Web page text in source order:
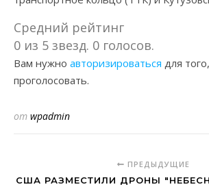
Средний рейтинг
0 из 5 звезд. 0 голосов.
Вам нужно авторизироваться для
проголосовать.
от wpadmin
ПРЕДЫДУЩИЕ
США РАЗМЕСТИЛИ ДРОНЫ